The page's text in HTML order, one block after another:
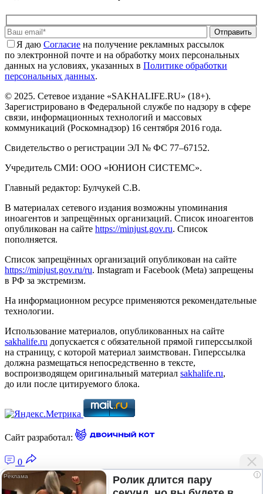
Отправить
Я даю Cогласие на получение рекламных рассылок
по электронной почте и на обработку моих персональных
данных на условиях, указанных в Политике обработки
персональных данных.
© 2025. Сетевое издание «SAKHALIFE.RU» (18+).
Зарегистрировано в Федеральной службе по надзору в сфере
связи, информационных технологий и массовых
коммуникаций (Роскомнадзор) 16 сентября 2016 года.
Свидетельство о регистрации ЭЛ № ФС 77–67152.
Учредитель СМИ: ООО «ЮНИОН СИСТЕМС».
Главный редактор: Булчукей С.В.
В материалах сетевого издания возможны упоминания
иноагентов и запрещённых организаций. Список иноагентов
опубликован на сайте https://minjust.gov.ru. Список
пополняется.
Список запрещённых организаций опубликован на сайте
https://minjust.gov.ru/ru. Instagram и Facebook (Metа) запрещены
в РФ за экстремизм.
На информационном ресурсе применяются рекомендательные
технологии.
Использование материалов, опубликованных на сайте
sakhalife.ru допускается с обязательной прямой гиперссылкой
на страницу, с которой материал заимствован. Гиперссылка
должна размещаться непосредственно в тексте,
воспроизводящем оригинальный материал sakhalife.ru,
до или после цитируемого блока.
Сайт разработал:
0
i
Ролик длится пару